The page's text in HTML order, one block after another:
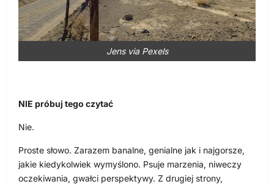
Jens via Pexels
NIE próbuj tego czytać
Nie.
Proste słowo. Zarazem banalne, genialne jak i najgorsze,
jakie kiedykolwiek wymyślono. Psuje marzenia, niweczy
oczekiwania, gwałci perspektywy. Z drugiej strony,